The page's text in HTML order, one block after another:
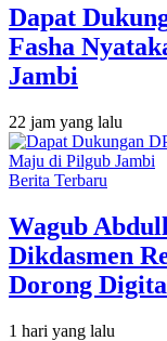
Dapat
Fasha
Jambi
22 jam yang lalu
Berita Terbaru
Wagub
Dikdasmen
Dorong
1 hari yang lalu